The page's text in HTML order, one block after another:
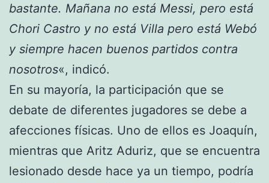
bastante. Mañana no está Messi, pero está
Chori Castro y no está Villa pero está Webó
y siempre hacen buenos partidos contra
nosotros«, indicó.
En su mayoría, la participación que se
debate de diferentes jugadores se debe a
afecciones físicas. Uno de ellos es Joaquín,
mientras que Aritz Aduriz, que se encuentra
lesionado desde hace ya un tiempo, podría